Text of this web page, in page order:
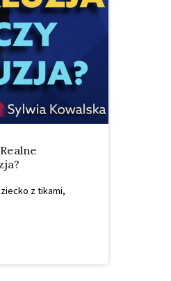
z tikami,